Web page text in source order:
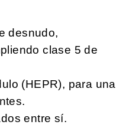
desnudo,
clase 5 de
(HEPR), para una
entre sí.